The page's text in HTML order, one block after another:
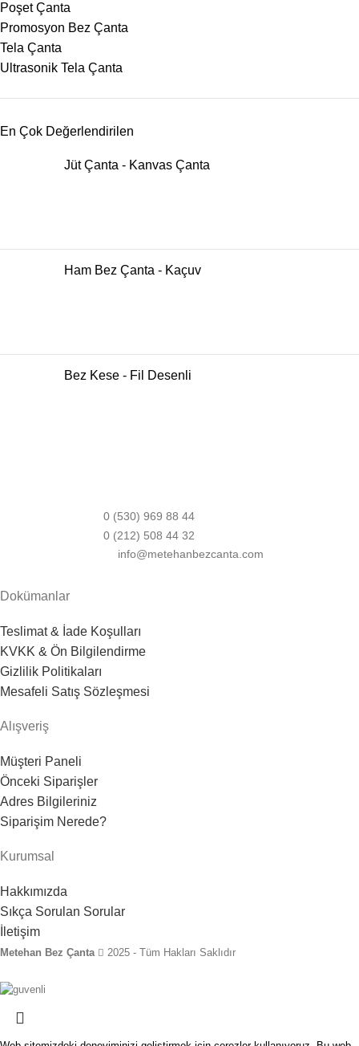
Poşet Çanta
Promosyon Bez Çanta
Tela Çanta
Ultrasonik Tela Çanta
En Çok Değerlendirilen
Jüt Çanta - Kanvas Çanta
Ham Bez Çanta - Kaçuv
Bez Kese - Fil Desenli
0 (530) 969 88 44
0 (212) 508 44 32
info@metehanbezcanta.com
Dokümanlar
Teslimat & İade Koşulları
KVKK & Ön Bilgilendirme
Gizlilik Politikaları
Mesafeli Satış Sözleşmesi
Alışveriş
Müşteri Paneli
Önceki Siparişler
Adres Bilgileriniz
Siparişim Nerede?
Kurumsal
Hakkımızda
Sıkça Sorulan Sorular
İletişim
Metehan Bez Çanta 2025 - Tüm Hakları Saklıdır